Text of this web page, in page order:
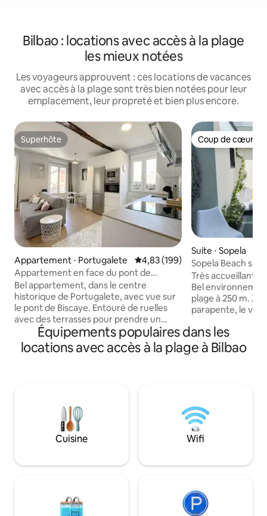
Bilbao : locations avec accès à la plage
les mieux notées
Les voyageurs approuvent : ces locations de vacances
avec accès à la plage sont très bien notées pour leur
emplacement, leur propreté et bien plus encore.
Superhôte
Superhôte
Appartement ⋅ Portugalete Évaluation moyenne sur la
4,83 (199)
Appartement en face du pont de
Biscaye, Bilbao
Bel appartement, dans le centre
historique de Portugalete, avec vue sur
le pont de Biscaye. Entouré de ruelles
avec des terrasses pour prendre un
verre ou grignoter. En plus de 20 mètres
se trouve l'avenue principale avec des
magasins et des supermarchés, et à
connaître Getxo et aller à la plage ou au
vieux port via la promenade. Elle est
située au cœur du Chemin de Saint-
Coup de cœur
Coup de cœur
Suite ⋅ Sopela
Sopela Beach
Très accueillant,
Bel
plage à 250 m.
parapente, le
la plage). 2
indépendante du
rideaux), salle de
métro. Il est situé
et à 5 minutes de
Équipements populaires dans les
locations avec accès à la plage à Bilbao
Cuisine Wifi